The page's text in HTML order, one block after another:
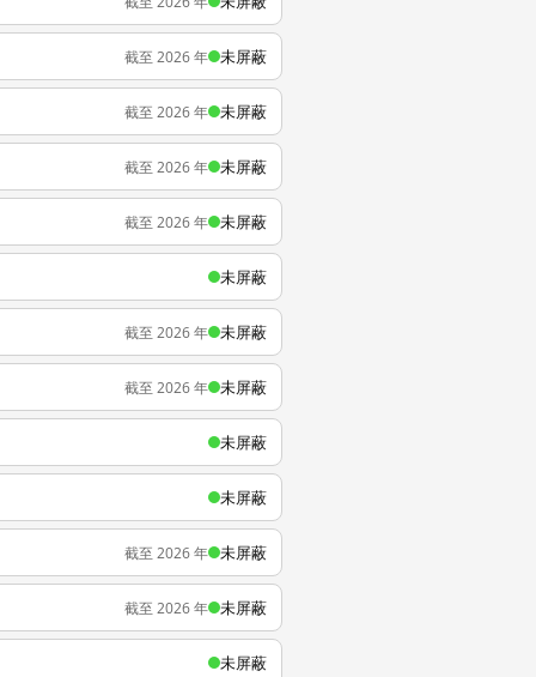
截至 2026 年 未屏蔽
截至 2026 年 未屏蔽
截至 2026 年 未屏蔽
截至 2026 年 未屏蔽
未屏蔽
截至 2026 年 未屏蔽
截至 2026 年 未屏蔽
未屏蔽
未屏蔽
截至 2026 年 未屏蔽
截至 2026 年 未屏蔽
未屏蔽